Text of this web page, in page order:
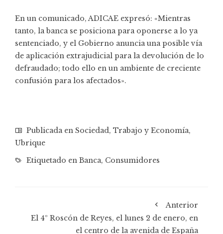
En un comunicado, ADICAE expresó: «Mientras
tanto, la banca se posiciona para oponerse a lo ya
sentenciado, y el Gobierno anuncia una posible vía
de aplicación extrajudicial para la devolución de lo
defraudado; todo ello en un ambiente de creciente
confusión para los afectados».
Publicada en Sociedad, Trabajo y Economía,
Ubrique
Etiquetado en Banca, Consumidores
Anterior
El 4º Roscón de Reyes, el lunes 2 de enero, en
el centro de la avenida de España